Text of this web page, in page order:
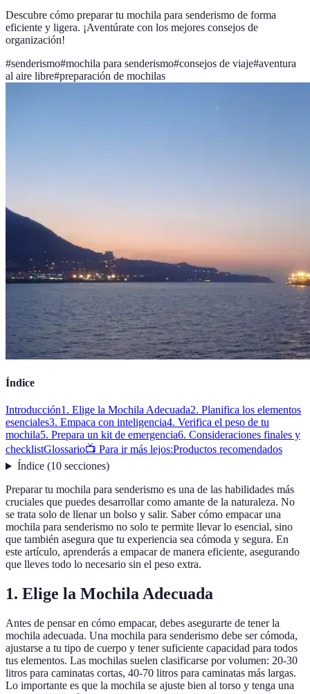
Descubre cómo preparar tu mochila para senderismo de forma
eficiente y ligera. ¡Aventúrate con los mejores consejos de
organización!
#senderismo#mochila para senderismo#consejos de viaje#aventura
al aire libre#preparación de mochilas
Índice
Introducción1. Elige la Mochila Adecuada2. Planifica los elementos
esenciales3. Empaca con inteligencia4. Verifica el peso de tu
mochila5. Prepara un kit de emergencia6. Consideraciones finales y
checklistGlossario📺 Para ir más lejos:Productos recomendados
Índice(10 secciones)
Preparar tu mochila para senderismo es una de las habilidades más
cruciales que puedes desarrollar como amante de la naturaleza. No
se trata solo de llenar un bolso y salir. Saber cómo empacar una
mochila para senderismo no solo te permite llevar lo esencial, sino
que también asegura que tu experiencia sea cómoda y segura. En
este artículo, aprenderás a empacar de manera eficiente, asegurando
que lleves todo lo necesario sin el peso extra.
1. Elige la Mochila Adecuada
Antes de pensar en cómo empacar, debes asegurarte de tener la
mochila adecuada. Una mochila para senderismo debe ser cómoda,
ajustarse a tu tipo de cuerpo y tener suficiente capacidad para todos
tus elementos. Las mochilas suelen clasificarse por volumen: 20-30
litros para caminatas cortas, 40-70 litros para caminatas más largas.
Lo importante es que la mochila se ajuste bien al torso y tenga una